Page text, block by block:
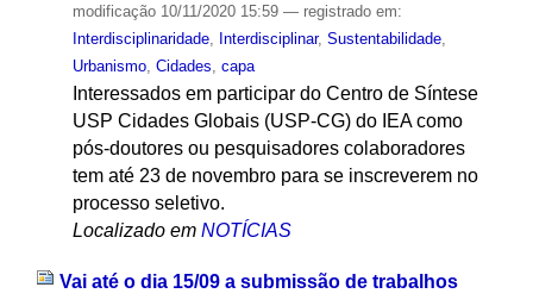
modificação10/11/2020 15:59 — registrado em:
Interdisciplinaridade, Interdisciplinar, Sustentabilidade,
Urbanismo, Cidades capa
Interessados em participar do Centro de Síntese
USP Cidades Globais (USP-CG) do IEA como
pós-doutores ou pesquisadores colaboradores
tem até 23 de novembro para se inscreverem no
processo seletivo.
Localizado em NOTÍCIAS
Vai até o dia 15/09 a submissão de trabalhos